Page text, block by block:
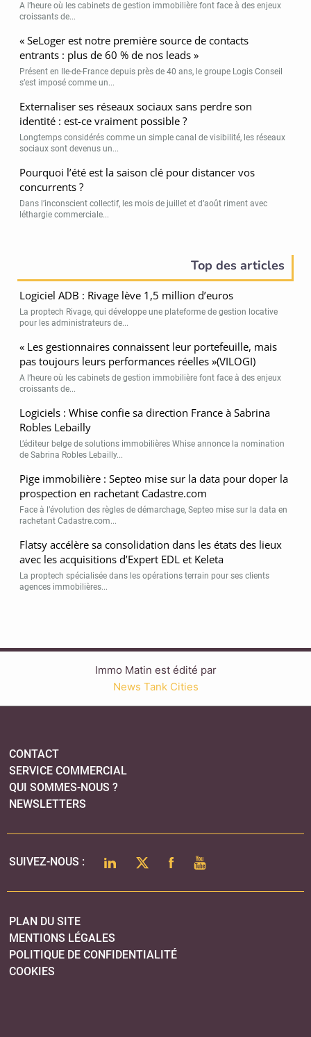
A l’heure où les cabinets de gestion immobilière font face à des enjeux
croissants de...
« SeLoger est notre première source de contacts
entrants : plus de 60 % de nos leads »
Présent en Ile-de-France depuis près de 40 ans, le groupe Logis Conseil
s’est imposé comme un...
Externaliser ses réseaux sociaux sans perdre son
identité : est-ce vraiment possible ?
Longtemps considérés comme un simple canal de visibilité, les réseaux
sociaux sont devenus un...
Pourquoi l’été est la saison clé pour distancer vos
concurrents ?
Dans l’inconscient collectif, les mois de juillet et d’août riment avec
léthargie commerciale...
Top des articles
Logiciel ADB : Rivage lève 1,5 million d’euros
La proptech Rivage, qui développe une plateforme de gestion locative
pour les administrateurs de...
« Les gestionnaires connaissent leur portefeuille, mais
pas toujours leurs performances réelles »(VILOGI)
A l’heure où les cabinets de gestion immobilière font face à des enjeux
croissants de...
Logiciels : Whise confie sa direction France à Sabrina
Robles Lebailly
L’éditeur belge de solutions immobilières Whise annonce la nomination
de Sabrina Robles Lebailly...
Pige immobilière : Septeo mise sur la data pour doper la
prospection en rachetant Cadastre.com
Face à l’évolution des règles de démarchage, Septeo mise sur la data en
rachetant Cadastre.com...
Flatsy accélère sa consolidation dans les états des lieux
avec les acquisitions d’Expert EDL et Keleta
La proptech spécialisée dans les opérations terrain pour ses clients
agences immobilières...
Immo Matin est édité par
News Tank Cities
CONTACT
SERVICE COMMERCIAL
QUI SOMMES-NOUS ?
NEWSLETTERS
SUIVEZ-NOUS : LINKEDINTWITTERFACEBOOK
YOUTUBE
PLAN DU SITE
MENTIONS LÉGALES
POLITIQUE DE CONFIDENTIALITÉ
COOKIES